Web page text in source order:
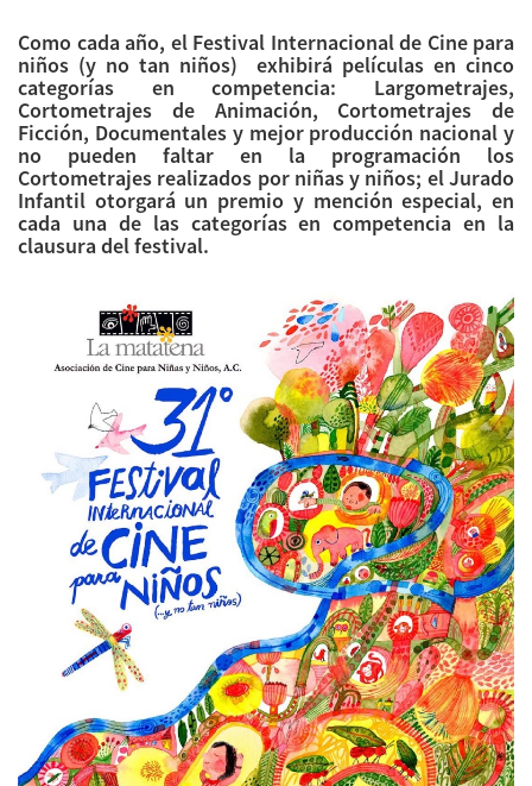
Como cada año, el Festival Internacional de Cine para
niños (y no tan niños) exhibirá películas en cinco
categorías en competencia: Largometrajes,
Cortometrajes de Animación, Cortometrajes de
Ficción, Documentales y mejor producción nacional y
no pueden faltar en la programación los
Cortometrajes realizados por niñas y niños; el Jurado
Infantil otorgará un premio y mención especial, en
cada una de las categorías en competencia en la
clausura del festival.